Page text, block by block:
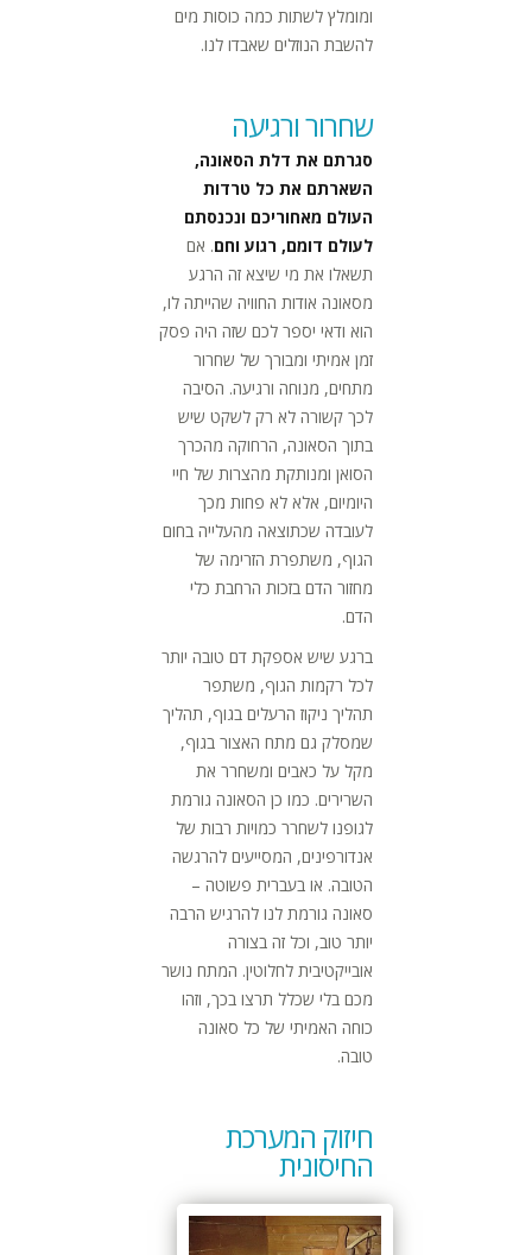
ומומלץ לשתות כמה כוסות מים
להשבת הנוזלים שאבדו לנו.
שחרור ורגיעה
סגרתם את דלת הסאונה,
השארתם את כל טרדות
העולם מאחוריכם ונכנסתם
לעולם דומם, רגוע וחם. אם
תשאלו את מי שיצא זה הרגע
מסאונה אודות החוויה שהייתה לו,
הוא ודאי יספר לכם שזה היה פסק
זמן אמיתי ומבורך של שחרור
מתחים, מנוחה ורגיעה. הסיבה
לכך קשורה לא רק לשקט שיש
בתוך הסאונה, הרחוקה מהכרך
הסואן ומנותקת מהצרות של חיי
היומיום, אלא לא פחות מכך
לעובדה שכתוצאה מהעלייה בחום
הגוף, משתפרת הזרימה של
מחזור הדם בזכות הרחבת כלי
הדם.
ברגע שיש אספקת דם טובה יותר
לכל רקמות הגוף, משתפר
תהליך ניקוז הרעלים בגוף, תהליך
שמסלק גם מתח האצור בגוף,
מקל על כאבים ומשחרר את
השרירים. כמו כן הסאונה גורמת
לגופנו לשחרר כמויות רבות של
אנדורפינים, המסייעים להרגשה
הטובה. או בעברית פשוטה –
סאונה גורמת לנו להרגיש הרבה
יותר טוב, וכל זה בצורה
אובייקטיבית לחלוטין. המתח נושר
מכם בלי שכלל תרצו בכך, וזהו
כוחה האמיתי של כל סאונה
טובה.
חיזוק המערכת
החיסונית